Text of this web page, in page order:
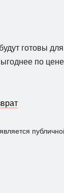
готовы
по